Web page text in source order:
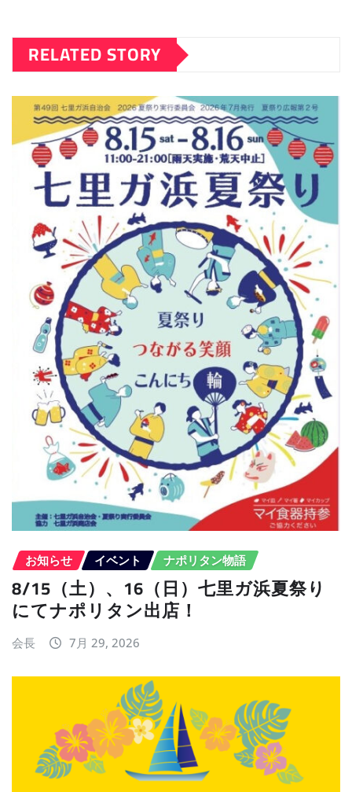
RELATED STORY
お知らせ イベント ナポリタン物語
8/15（土）、16（日）七里ガ浜夏祭り
にてナポリタン出店！
会長 7月 29, 2026